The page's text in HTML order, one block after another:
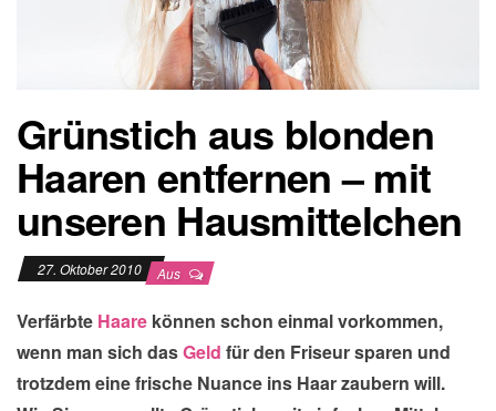
Grünstich aus blonden
Haaren entfernen – mit
unseren Hausmittelchen
27. Oktober 2010 Aus
Verfärbte Haare können schon einmal vorkommen,
wenn man sich dasGeld für den Friseur sparen und
trotzdem eine frische Nuance ins Haar zaubern will.